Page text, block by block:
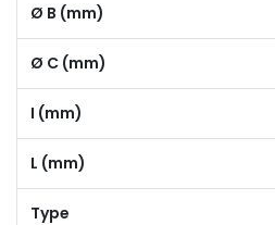
Ø B (mm)
Ø C (mm)
I (mm)
L (mm)
Type